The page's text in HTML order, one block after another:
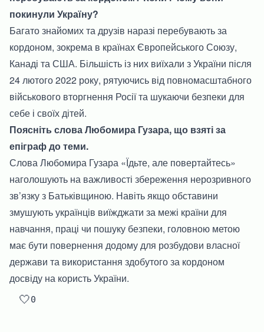
покинули Україну?
Багато знайомих та друзів наразі перебувають за
кордоном, зокрема в країнах Європейського Союзу,
Канаді та США. Більшість із них виїхали з України після
24 лютого 2022 року, рятуючись від повномасштабного
військового вторгнення Росії та шукаючи безпеки для
себе і своїх дітей.
Поясніть слова Любомира Гузара, що взяті за
епіграф до теми.
Слова Любомира Гузара «Їдьте, але повертайтесь»
наголошують на важливості збереження нерозривного
зв’язку з Батьківщиною. Навіть якщо обставини
змушують українців виїжджати за межі країни для
навчання, праці чи пошуку безпеки, головною метою
має бути повернення додому для розбудови власної
держави та використання здобутого за кордоном
досвіду на користь України.
🤍0